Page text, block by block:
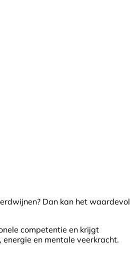
Dan kan het waardevol
competentie en krijgt
en mentale veerkracht.